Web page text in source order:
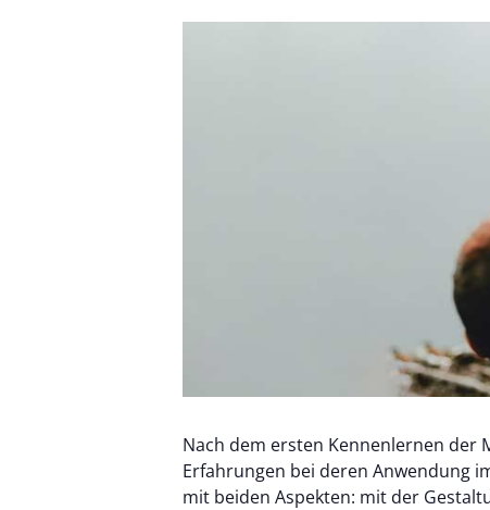
Nach dem ersten Kennenlernen der
Erfahrungen bei deren Anwendung
mit beiden Aspekten: mit der